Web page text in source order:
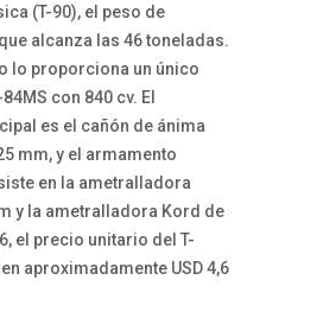
(T-90), el peso de
alcanza las 46 toneladas.
lo proporciona un único
con 840 cv. El
es el cañón de ánima
mm, y el armamento
en la ametralladora
y la ametralladora Kord de
el precio unitario del T-
aproximadamente USD 4,6